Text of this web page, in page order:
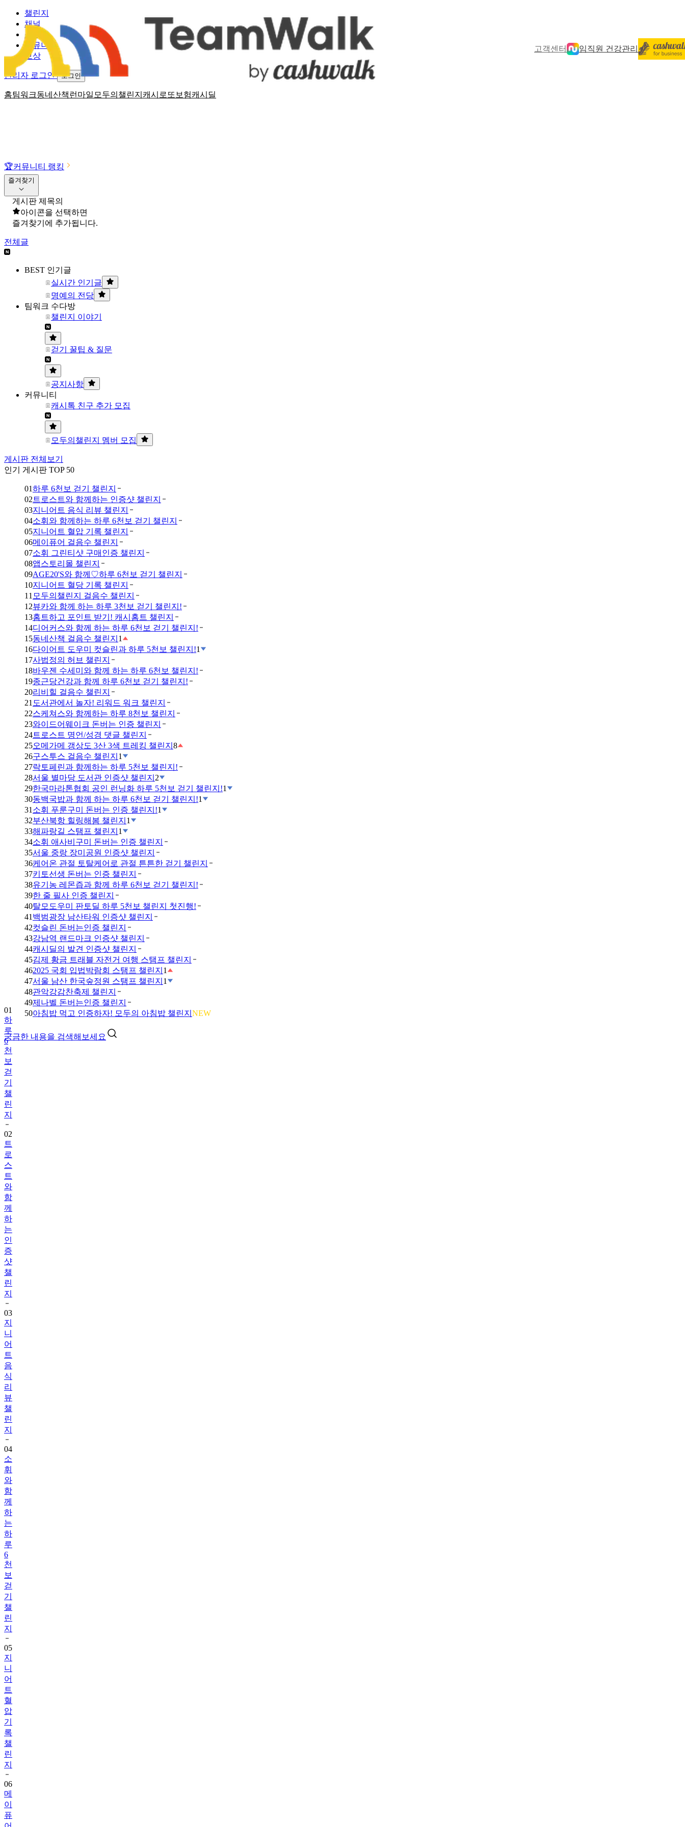
고객센터 임직원 건강관리
홈팀워크동네산책 런마일 모두의챌린지 캐시로또 보험캐시딜
챌린지
채널
소식
커뮤니티
보상
관리자 로그인 로그인
🏆커뮤니티 랭킹
즐겨찾기
게시판 제목의
아이콘을 선택하면
즐겨찾기에 추가됩니다.
전체글
BEST 인기글
실시간 인기글
명예의 전당
팀워크 수다방
챌린지 이야기
걷기 꿀팁 & 질문
공지사항
커뮤니티
캐시톡 친구 추가 모집
모두의챌린지 멤버 모집
게시판 전체보기
인기 게시판 TOP 50
01하루 6천보 걷기 챌린지
02 트로스트와 함께하는 인증샷 챌린지
03지니어트 음식 리뷰 챌린지
04소휘와 함께하는 하루 6천보 걷기 챌린지
05지니어트 혈압 기록 챌린지
06메이퓨어 걸음수 챌린지
07소휘 그린티샷 구매인증 챌린지
08앱스토리몰 챌린지
09AGE20'S와 함께♡하루 6천보 걷기 챌린지
10지니어트 혈당 기록 챌린지
11 모두의챌린지 걸음수 챌린지
12뷰카와 함께 하는 하루 3천보 걷기 챌린지!
13홈트하고 포인트 받기! 캐시홈트 챌린지
14디어커스와 함께 하는 하루 6천보 걷기 챌린지!
15동네산책 걸음수 챌린지 1
16다이어트 도우미 컷슬린과 하루 5천보 챌린지!1
17사법정의 허브 챌린지
18바우젠 수세미와 함께 하는 하루 6천보 챌린지!
19종근당건강과 함께 하루 6천보 걷기 챌린지!
20리비힐 걸음수 챌린지
21 도서관에서 놀자! 리워드 워크 챌린지
22스케쳐스와 함께하는 하루 8천보 챌린지
23와이드어웨이크 돈버는 인증 챌린지
24트로스트 명언/성경 댓글 챌린지
25오메가메 갱상도 3산 3색 트레킹 챌린지 8
26구스투스 걸음수 챌린지 1
27락토페린과 함께하는 하루 5천보 챌린지!
28서울 별마당 도서관 인증샷 챌린지 2
29한국마라톤협회 공인 런닝화 하루 5천보 걷기 챌린지!1
30동백국밥과 함께 하는 하루 6천보 걷기 챌린지!1
31 소휘 푸룬구미 돈버는 인증 챌린지!1
32부산북항 힐링해봄 챌린지 1
33해파랑길 스탬프 챌린지 1
34소휘 애사비구미 돈버는 인증 챌린지
35서울 중랑 장미공원 인증샷 챌린지
36케어온 관절 토탈케어로 관절 튼튼한 걷기 챌린지
37키토선생 돈버는 인증 챌린지
38유기농 레몬즙과 함께 하루 6천보 걷기 챌린지!
39한 줄 필사 인증 챌린지
40탈모도우미 판토딜 하루 5천보 챌린지 첫진행!
41 백범광장 남산타워 인증샷 챌린지
42컷슬린 돈버는인증 챌린지
43강남역 랜드마크 인증샷 챌린지
44캐시딜의 발견 인증샷 챌린지
45김제 황금 트래블 자전거 여행 스탬프 챌린지
462025 국회 입법박람회 스탬프 챌린지 1
47서울 남산 한국숲정원 스탬프 챌린지 1
48관악강감찬축제 챌린지
49제나벨 돈버는인증 챌린지
50아침밥 먹고 인증하자! 모두의 아침밥 챌린지 NEW
궁금한 내용을 검색해보세요
01
하
루
6
천
보
걷
기
챌
린
지
02
트
로
스
트
와
함
께
하
는
인
증
샷
챌
린
지
03
지
니
어
트
음
식
리
뷰
챌
린
지
04
소
휘
와
함
께
하
는
하
루
6
천
보
걷
기
챌
린
지
05
지
니
어
트
혈
압
기
록
챌
린
지
06
메
이
퓨